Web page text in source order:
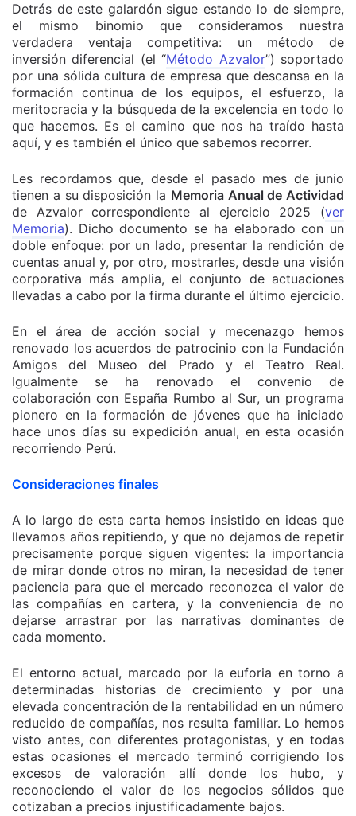
Detrás de este galardón sigue estando lo de siempre,
el mismo binomio que consideramos nuestra
verdadera ventaja competitiva: un método de
inversión diferencial (el “Método Azvalor”) soportado
por una sólida cultura de empresa que descansa en la
formación continua de los equipos, el esfuerzo, la
meritocracia y la búsqueda de la excelencia en todo lo
que hacemos. Es el camino que nos ha traído hasta
aquí, y es también el único que sabemos recorrer.
Les recordamos que, desde el pasado mes de junio
tienen a su disposición la Memoria Anual de Actividad
de Azvalor correspondiente al ejercicio 2025 (ver
Memoria). Dicho documento se ha elaborado con un
doble enfoque: por un lado, presentar la rendición de
cuentas anual y, por otro, mostrarles, desde una visión
corporativa más amplia, el conjunto de actuaciones
llevadas a cabo por la firma durante el último ejercicio.
En el área de acción social y mecenazgo hemos
renovado los acuerdos de patrocinio con la Fundación
Amigos del Museo del Prado y el Teatro Real.
Igualmente se ha renovado el convenio de
colaboración con España Rumbo al Sur, un programa
pionero en la formación de jóvenes que ha iniciado
hace unos días su expedición anual, en esta ocasión
recorriendo Perú.
Consideraciones finales
A lo largo de esta carta hemos insistido en ideas que
llevamos años repitiendo, y que no dejamos de repetir
precisamente porque siguen vigentes: la importancia
de mirar donde otros no miran, la necesidad de tener
paciencia para que el mercado reconozca el valor de
las compañías en cartera, y la conveniencia de no
dejarse arrastrar por las narrativas dominantes de
cada momento.
El entorno actual, marcado por la euforia en torno a
determinadas historias de crecimiento y por una
elevada concentración de la rentabilidad en un número
reducido de compañías, nos resulta familiar. Lo hemos
visto antes, con diferentes protagonistas, y en todas
estas ocasiones el mercado terminó corrigiendo los
excesos de valoración allí donde los hubo, y
reconociendo el valor de los negocios sólidos que
cotizaban a precios injustificadamente bajos.